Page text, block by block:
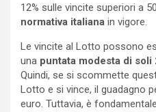
12% sulle vincite superiori a
normativa italiana in vigore.
Le vincite al Lotto possono
una puntata modesta di soli
Quindi, se si scommette
Lotto e si vince, il guadagno
euro. Tuttavia, è